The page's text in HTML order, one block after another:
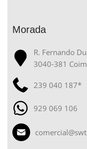
Morada
R. Fernando
3040-381
239 040 187*
929 069 106